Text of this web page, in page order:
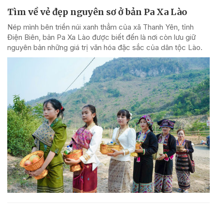
Tìm về vẻ đẹp nguyên sơ ở bản Pa Xa Lào
Nép mình bên triền núi xanh thẳm của xã Thanh Yên, tỉnh
Điện Biên, bản Pa Xa Lào được biết đến là nơi còn lưu giữ
nguyên bản những giá trị văn hóa đặc sắc của dân tộc Lào.